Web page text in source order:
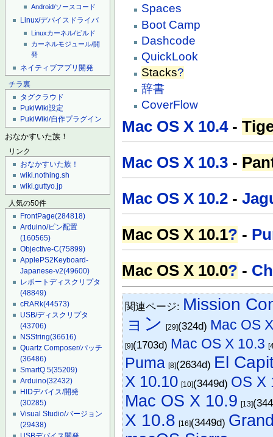
Android/ソースコード
Linux/デバイスドライバ
Linuxカーネル/ビルド
カーネルモジュール/開
発
ネイティブアプリ開発
チラ裏
タグクラウド
PukiWiki設定
PukiWiki/自作プラグイン
おなかすいた族！
リンク
おなかすいた族！
wiki.nothing.sh
wiki.guttyo.jp
人気の50件
FrontPage(284818)
Arduino/ピン配置
(160565)
Objective-C(75899)
ApplePS2Keyboard-
Japanese-v2(49600)
レポートディスクリプタ
(48849)
cRARk(44573)
USB/ディスクリプタ
(43706)
NSString(36616)
Quartz Composer/パッチ
(36486)
SmartQ 5(35209)
Arduino(32432)
HIDデバイス/開発
(30285)
Visual Studio/バージョン
(29438)
Spaces
Boot Camp
Dashcode
QuickLook
Stacks?
辞書
CoverFlow
Mac OS X 10.4-
Mac OS X 10.3 -
Mac OS X 10.2 -
Mac OS X 10.1? -
Mac OS X 10.0? -
関連ページ: Mission
ョン [29](324d) Mac OS
[9](1703d) Mac OS X 10.3
Puma [8](2634d) El
X 10.10 [10](3449d) OS X
Mac OS X 10.9 [13]
X 10.8 [16](3449d)